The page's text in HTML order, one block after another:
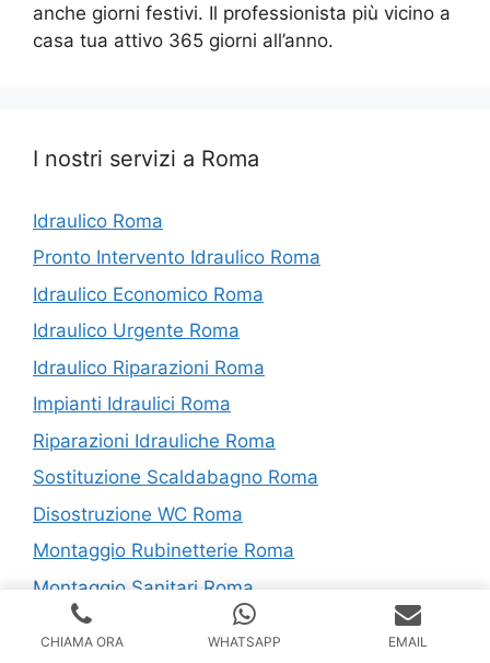
anche giorni festivi. Il professionista più vicino a
casa tua attivo 365 giorni all’anno.
I nostri servizi a Roma
Idraulico Roma
Pronto Intervento Idraulico Roma
Idraulico Economico Roma
Idraulico Urgente Roma
Idraulico Riparazioni Roma
Impianti Idraulici Roma
Riparazioni Idrauliche Roma
Sostituzione Scaldabagno Roma
Disostruzione WC Roma
Montaggio Rubinetterie Roma
Montaggio Sanitari Roma
CHIAMA ORA WHATSAPP EMAIL